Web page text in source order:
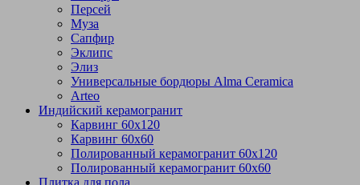
Персей
Муза
Сапфир
Эклипс
Элиз
Универсальные бордюры Alma Ceramica
Arteo
Индийский керамогранит
Карвинг 60х120
Карвинг 60х60
Полированный керамогранит 60х120
Полированный керамогранит 60х60
Плитка для пола